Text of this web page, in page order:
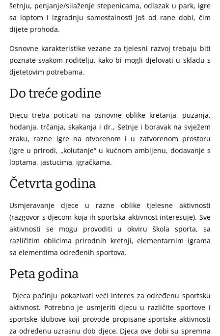
šetnju, penjanje/silaženje stepenicama, odlazak u park, igre
sa loptom i izgradnju samostalnosti još od rane dobi, čim
dijete prohoda.
Osnovne karakteristike vezane za tjelesni razvoj trebaju biti
poznate svakom roditelju, kako bi mogli djelovati u skladu s
djetetovim potrebama.
Do treće godine
Djecu treba poticati na osnovne oblike kretanja, puzanja,
hodanja, trčanja, skakanja i dr., šetnje i boravak na svježem
zraku, razne igre na otvorenom i u zatvorenom prostoru
(igre u prirodi, „kolutanje“ u kućnom ambijenu, dodavanje s
loptama, jastucima, igračkama.
Četvrta godina
Usmjeravanje djece u razne oblike tjelesne aktivnosti
(razgovor s djecom koja ih sportska aktivnost interesuje). Sve
aktivnosti se mogu provoditi u okviru škola sporta, sa
različitim oblicima prirodnih kretnji, elementarnim igrama
sa elementima određenih sportova.
Peta godina
Djeca počinju pokazivati veći interes za određenu sportsku
aktivnost. Potrebno je usmjeriti djecu u različite sportove i
sportske klubove koji provode propisane sportske aktivnosti
za određenu uzrasnu dob djece. Djeca ove dobi su spremna